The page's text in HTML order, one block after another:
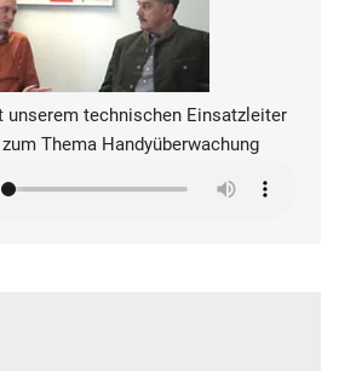
unserem technischen Einsatzleiter
Thema Handyüberwachung